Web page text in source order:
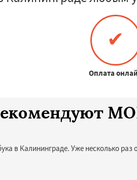
✔
Оплата
в Калининграде. Уже несколько раз